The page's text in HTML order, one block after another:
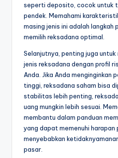
seperti deposito, cocok untuk
pendek. Memahami
masing jenis ini adalah langkah
memilih reksadana optimal.
Selanjutnya, penting juga untuk
jenis reksadana dengan profil
Anda. Jika Anda menginginkan
tinggi, reksadana saham bisa
stabilitas lebih penting,
uang mungkin lebih sesuai.
membantu dalam panduan
yang dapat memenuhi
menyebabkan
pasar.